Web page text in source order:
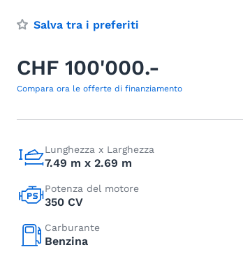
Salva tra i preferiti
CHF 100'000.-
Compara ora le offerte di finanziamento
Lunghezza x Larghezza
7.49 m x 2.69 m
Potenza del motore
350 CV
Carburante
Benzina